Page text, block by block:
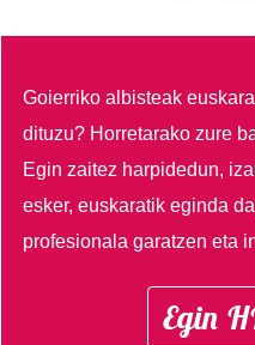
Goierriko albisteak
dituzu? Horretarako zure
Egin zaitez harpidedun,
esker, euskaratik eginda
profesionala garatzen eta
Egin